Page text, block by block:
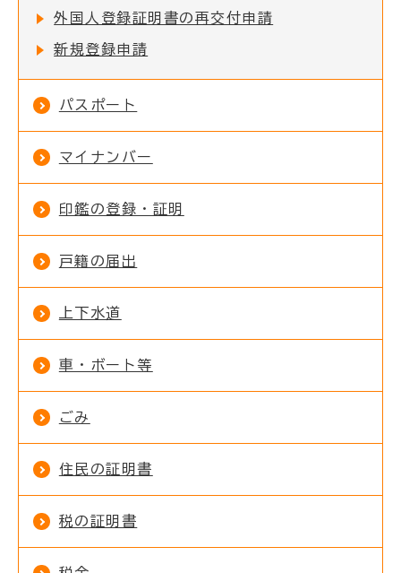
外国人登録証明書の再交付申請
新規登録申請
パスポート
マイナンバー
印鑑の登録・証明
戸籍の届出
上下水道
車・ボート等
ごみ
住民の証明書
税の証明書